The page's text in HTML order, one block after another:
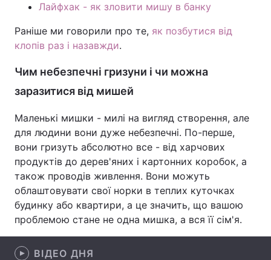
Лонгріди
Відео з Youtube
Інтерв'ю Думки
Архів
Контакти
Послуги
Лайфхак - як зловити мишу в банку
Раніше ми говорили про те, як позбутися від
клопів раз і назавжди.
Чим небезпечні гризуни і чи можна
заразитися від мишей
Маленькі мишки - милі на вигляд створення, але
для людини вони дуже небезпечні. По-перше,
вони гризуть абсолютно все - від харчових
продуктів до дерев'яних і картонних коробок, а
також проводів живлення. Вони можуть
облаштовувати свої норки в теплих куточках
будинку або квартири, а це значить, що вашою
проблемою стане не одна мишка, а вся її сім'я.
ВІДЕО ДНЯ